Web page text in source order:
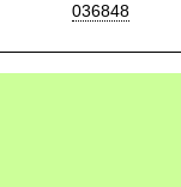
036848